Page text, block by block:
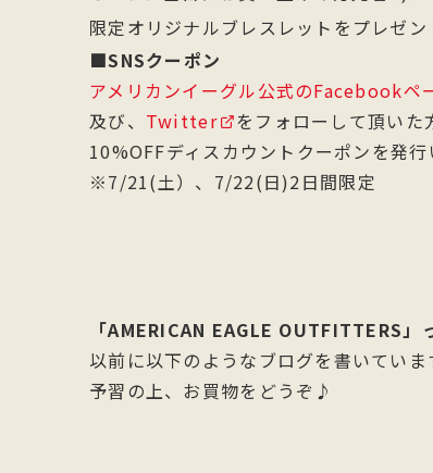
限定オリジナルブレスレットをプレゼン
■SNSクーポン
アメリカンイーグル公式のFacebookペ
及び、 Twitter
をフォローして頂いた
10%OFFディスカウントクーポンを発行
※7/21(土）、7/22(日)2日間限定
「AMERICAN EAGLE OUTFITTERS」
以前に以下のようなブログを書いていま
予習の上、お買物をどうぞ♪